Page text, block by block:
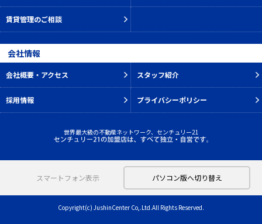
賃貸管理のご相談
会社情報
会社概要・アクセス スタッフ紹介
採用情報 プライバシーポリシー
世界最大級の不動産ネットワーク、センチュリー21
スマートフォン表示 パソコン版へ切り替え
Copyright(c) JushinCenter Co,.Ltd.All Rights Reserved.